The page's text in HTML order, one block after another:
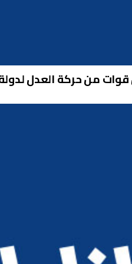
من حركة العدل